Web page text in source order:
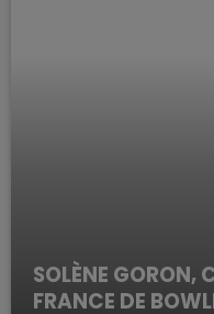
SOLÈNE GORON,
FRANCE DE